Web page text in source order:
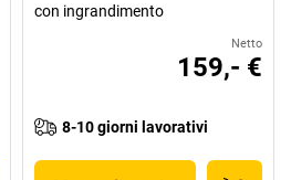
con ingrandimento
Netto
159,- €
8-10 giorni lavorativi